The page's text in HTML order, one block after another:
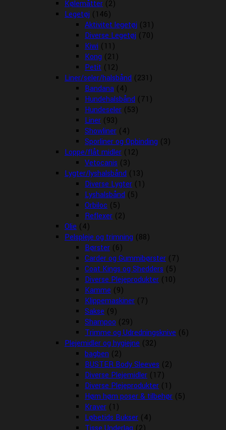
Kølemåtter (2)
Legetøj (146)
Aktivitet legetøj (31)
Diverse Legetøj (70)
Kiwi (11)
Kong (21)
Petit (12)
Liner/seler/halsbånd (231)
Bandana (4)
Hundehalsbånd (71)
Hundeseler (53)
Liner (93)
Showliner (4)
Sporliner og Opbinding (3)
Loppe/flåt midler (12)
Vetocanis (3)
Lygter/lyshalsbånd (13)
Diverse Lygter (1)
Lyshalsbånd (5)
Orbiloc (5)
Reflexer (2)
Olie (4)
Pelspleje og trimning (88)
Børster (6)
Carder og Gummibørster (7)
Coat Kings og Shedders (5)
Diverse Plejeprodukter (10)
Kamme (9)
Klippemaskiner (7)
Sakse (9)
Shampoo (29)
Trimme og Udredningsknive (6)
Plejemidler og hygiejne (32)
bagben (2)
BUSTER Body Sleeves (2)
Diverse Plejemidler (17)
Diverse Plejeprodukter (1)
Høm høm poser & tilbehør (5)
Kraver (1)
Løbetids Bukser (4)